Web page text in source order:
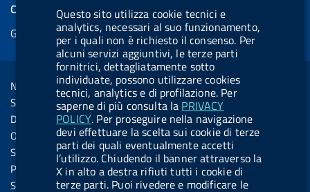
Questo sito utilizza cookie tecnici e
analytics, necessari al suo funzionamento,
per i quali non è richiesto il consenso. Per
alcuni servizi aggiuntivi, le terze parti
fornitrici, dettagliatamente sotto
individuate, possono utilizzare cookies
tecnici, analytics e di profilazione. Per
saperne di più consulta la PRIVACY
POLICY. Per proseguire nella navigazione
devi effettuare la scelta sui cookie di terze
parti dei quali eventualmente accetti
l’utilizzo. Chiudendo il banner attraverso la
X in alto a destra rifiuti tutti i cookie di
terze parti. Puoi rivedere e modificare le
l
.
b
u
t
t
o
n
.
i
s
k
y
u
b
e
l
.
b
u
t
t
o
n
.
s
COOKIES
Gestione cookie
Sezione Link Utili
Note legali
Social Media Policy
Dichiarazione di accessibilità
Obiettivi di accessibilità
Statistiche sito
Privacy
Servizi Online